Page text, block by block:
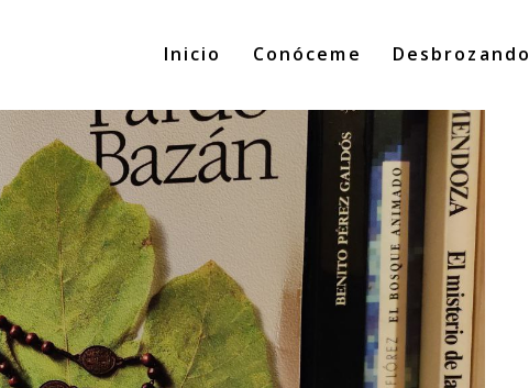
Inicio Conóceme Desbrozando